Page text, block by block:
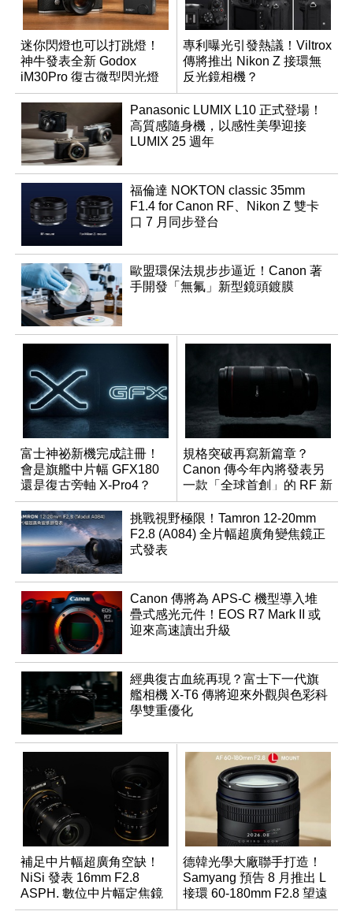
迷你閃燈也可以打跳燈！
神牛發表全新 Godox
iM30Pro 復古微型閃光燈
專利曝光引發熱議！Viltrox
傳將推出 Nikon Z 接環無
反光鏡相機？
Panasonic LUMIX L10 正式登場！
高質感隨身機，以感性美學迎接
LUMIX 25 週年
福倫達 NOKTON classic 35mm
F1.4 for Canon RF、Nikon Z 雙卡
口 7 月同步登台
歐盟環保法規步步逼近！Canon 著
手開發「無氟」新型鏡頭鍍膜
富士神祕新機完成註冊！
會是旗艦中片幅 GFX180
還是復古旁軸 X-Pro4？
規格突破再寫新篇章？
Canon 傳今年內將發表另
一款「全球首創」的 RF 新
鏡頭
挑戰視野極限！Tamron 12-20mm
F2.8 (A084) 全片幅超廣角變焦鏡正
式發表
Canon 傳將為 APS-C 機型導入堆
疊式感光元件！EOS R7 Mark II 或
迎來高速讀出升級
經典復古血統再現？富士下一代旗
艦相機 X-T6 傳將迎來外觀與色彩科
學雙重優化
補足中片幅超廣角空缺！
NiSi 發表 16mm F2.8
ASPH. 數位中片幅定焦鏡
德韓光學大廠聯手打造！
Samyang 預告 8 月推出 L
接環 60-180mm F2.8 望遠
變焦鏡